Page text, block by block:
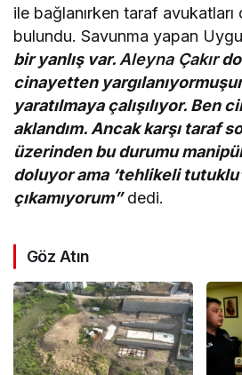
ile bağlanırken taraf avukatları
bulundu. Savunma yapan
bir yanlış var. Aleyna Çakır
cinayetten
yaratılmaya çalışılıyor. Ben
aklandım. Ancak karşı taraf
üzerinden bu durumu
doluyor ama ‘tehlikeli
çıkamıyorum”dedi.
Göz Atın